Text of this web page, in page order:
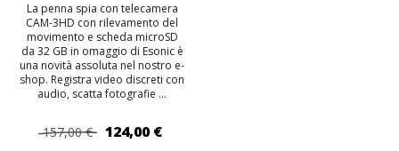
La penna spia con telecamera
CAM-3HD con rilevamento del
movimento e scheda microSD
da 32 GB in omaggio di Esonic è
una novità assoluta nel nostro e-
shop. Registra video discreti con
audio, scatta fotografie ...
157,00 € 124,00 €